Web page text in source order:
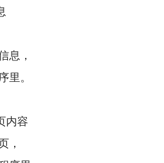
息，
。
内容
，